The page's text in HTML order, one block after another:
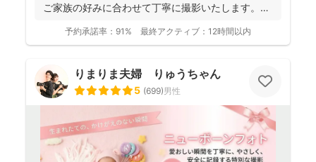
ご家族の好みに合わせて丁寧に撮影いたします。
予約承諾率： 91% 最終アクティブ： 12時間以内
りまりま夫婦 りゅうちゃん
5 (699)男性